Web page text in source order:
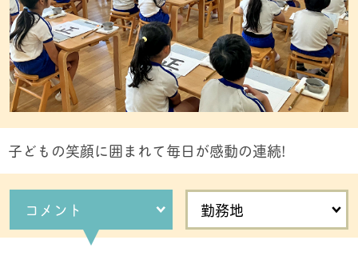
子どもの笑顔に囲まれて毎日が感動の連続!
コメント 勤務地